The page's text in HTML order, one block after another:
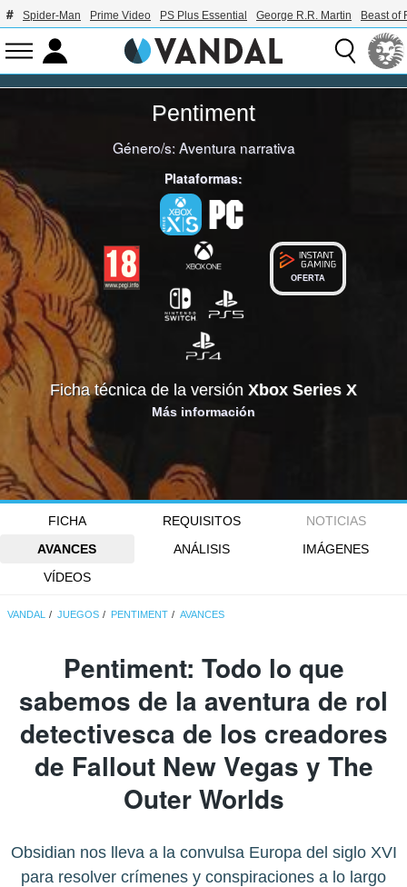
Spider-Man Prime Video PS Plus Essential George R.R. Martin Beast of
Pentiment
Género/s:Aventura narrativa
Plataformas:
OFERTA
Ficha técnica de la versión Xbox Series X
Más información
FICHA REQUISITOS
NOTICIAS
AVANCES
ANÁLISIS
IMÁGENES
VÍDEOS
VANDAL JUEGOS PENTIMENT AVANCES
Pentiment: Todo lo que
sabemos de la aventura de rol
detectivesca de los creadores
de Fallout New Vegas y The
Outer Worlds
Obsidian nos lleva a la convulsa Europa del siglo XVI
para resolver crímenes y conspiraciones a lo largo